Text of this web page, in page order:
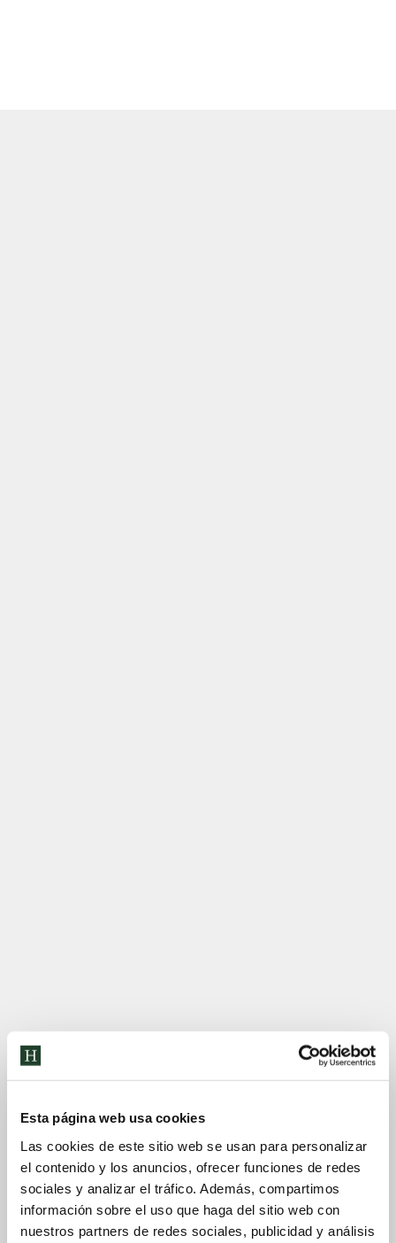
Esta página web usa cookies
Las cookies de este sitio web se usan para personalizar
el contenido y los anuncios, ofrecer funciones de redes
sociales y analizar el tráfico. Además, compartimos
información sobre el uso que haga del sitio web con
nuestros partners de redes sociales, publicidad y análisis